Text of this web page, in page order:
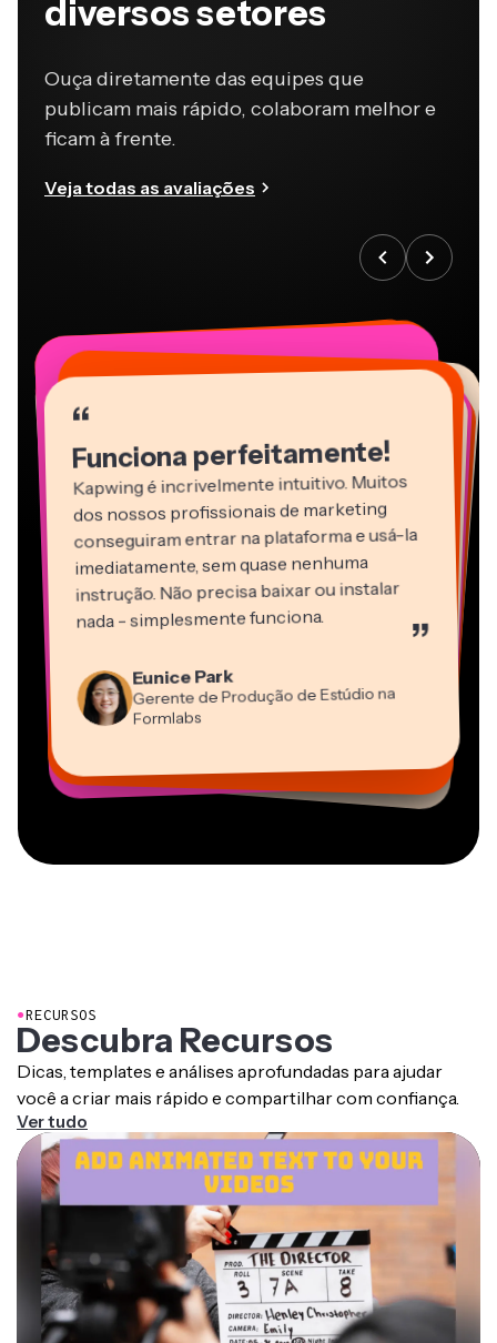
diversos setores
Ouça diretamente das equipes que
publicam mais rápido, colaboram melhor e
ficam à frente.
Veja todas as avaliações
“
Funciona perfeitamente!
Kapwing é incrivelmente intuitivo. Muitos
dos nossos profissionais de marketing
conseguiram entrar na plataforma e usá-la
imediatamente, sem quase nenhuma
instrução. Não precisa baixar ou instalar
nada - simplesmente funciona. ”
Eunice Park
Gerente de Produção de Estúdio na
Formlabs
“
Vannesia Darby
“
Grant Taleck
Panos Papagapiou
Sócio-Diretor na EPATHLON
“
Kerry-lee Farla
Gracie Peng
Diretor de Conteúdo
“
Martin James
Heidi Rae
Educação
“
Natasha Ball
Consultor
“
Mitch Rawlings
“
Dina Segovia
Freelancer Virtual
●RECURSOS
Descubra Recursos
Dicas, templates e análises aprofundadas para ajudar
você a criar mais rápido e compartilhar com confiança.
Ver tudo